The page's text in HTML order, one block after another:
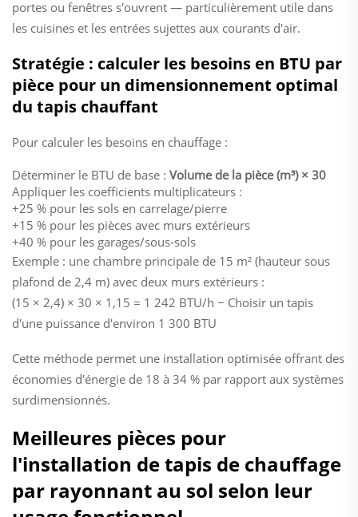
portes ou fenêtres s'ouvrent — particulièrement utile dans
les cuisines et les entrées sujettes aux courants d'air.
Stratégie : calculer les besoins en BTU par
pièce pour un dimensionnement optimal
du tapis chauffant
Pour calculer les besoins en chauffage :
Déterminer le BTU de base : Volume de la pièce (m³) × 30
Appliquer les coefficients multiplicateurs :
+25 % pour les sols en carrelage/pierre
+15 % pour les pièces avec murs extérieurs
+40 % pour les garages/sous-sols
Exemple : une chambre principale de 15 m² (hauteur sous
plafond de 2,4 m) avec deux murs extérieurs :
(15 × 2,4) × 30 × 1,15 = 1 242 BTU/h − Choisir un tapis
d'une puissance d'environ 1 300 BTU
Cette méthode permet une installation optimisée offrant des
économies d'énergie de 18 à 34 % par rapport aux systèmes
surdimensionnés.
Meilleures pièces pour
l'installation de tapis de chauffage
par rayonnant au sol selon leur